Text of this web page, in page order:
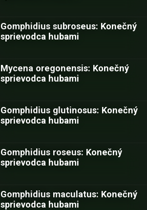
Gomphidius subroseus: Konečný
sprievodca hubami
Mycena oregonensis: Konečný
sprievodca hubami
Gomphidius glutinosus: Konečný
sprievodca hubami
Gomphidius roseus: Konečný
sprievodca hubami
Gomphidius maculatus: Konečný
sprievodca hubami